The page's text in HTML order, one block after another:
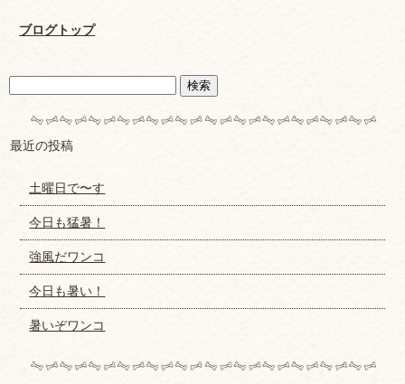
ブログトップ
最近の投稿
土曜日で〜す
今日も猛暑！
強風だワンコ
今日も暑い！
暑いぞワンコ